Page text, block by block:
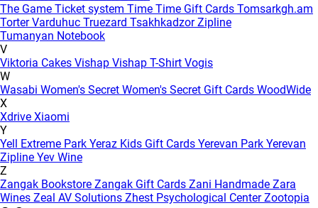
The Game Ticket system Time Time Gift Cards Tomsarkgh.am
Torter Varduhuc Truezard Tsakhkadzor Zipline
Tumanyan Notebook
V
Viktoria Cakes Vishap Vishap T-Shirt Vogis
W
Wasabi Women's Secret Women's Secret Gift Cards WoodWide
X
Xdrive Xiaomi
Y
Yell Extreme Park Yeraz Kids Gift Cards Yerevan Park Yerevan
Zipline Yev Wine
Z
Zangak Bookstore Zangak Gift Cards Zani Handmade Zara
Wines Zeal AV Solutions Zhest Psychological CenterZootopia